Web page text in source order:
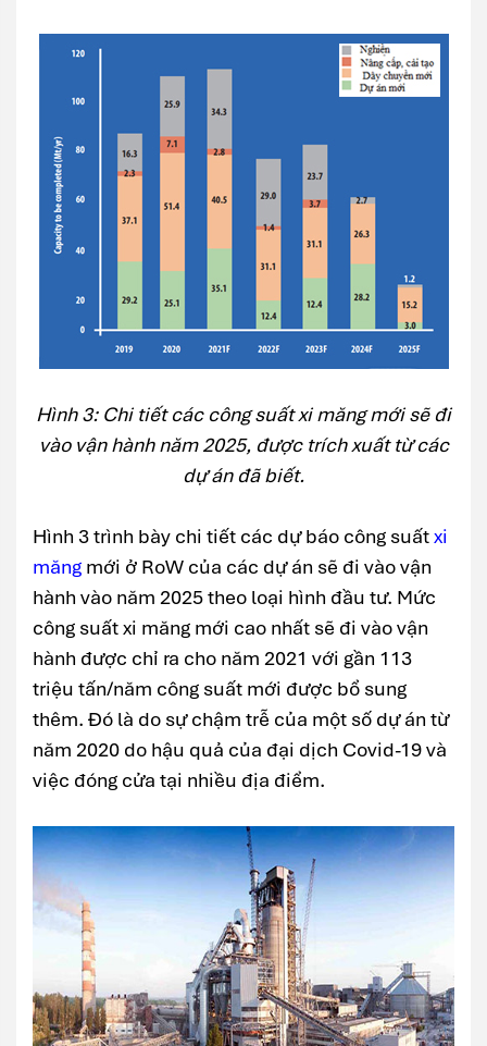
Hình 3: Chi tiết các công suất xi măng mới sẽ đi
vào vận hành năm 2025, được trích xuất từ các
dự án đã biết.
Hình 3 trình bày chi tiết các dự báo công suấtxi
măng mới ở RoW của các dự án sẽ đi vào vận
hành vào năm 2025 theo loại hình đầu tư. Mức
công suất xi măng mới cao nhất sẽ đi vào vận
hành được chỉ ra cho năm 2021 với gần 113
triệu tấn/năm công suất mới được bổ sung
thêm. Đó là do sự chậm trễ của một số dự án từ
năm 2020 do hậu quả của đại dịch Covid-19 và
việc đóng cửa tại nhiều địa điểm.